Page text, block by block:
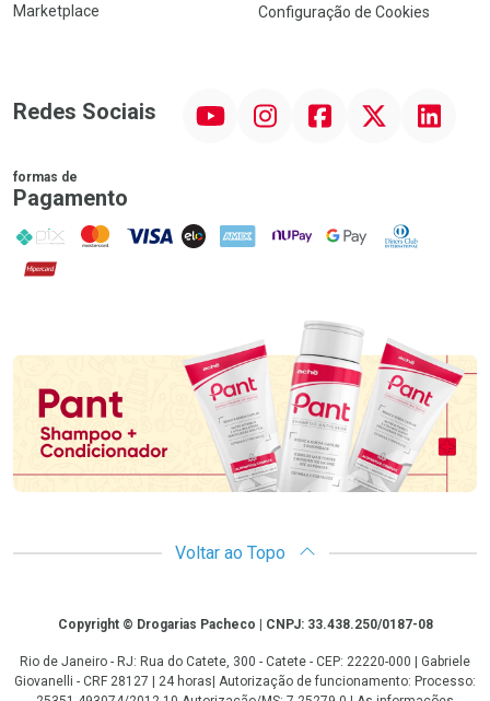
Marketplace
Configuração de Cookies
Redes Sociais InstagramFacebook Linkedin
formas de
Pagamento
PIX MasterCard
VISA ELO AMEX NuPay Google PayDiners Club
Hipercard
Promoção em Destaque
Voltar ao Topo
CopyrightCopyright © Drogarias Pacheco | CNPJ: 33.438.250/0187-08
Rio de Janeiro - RJ: Rua do Catete, 300 - Catete - CEP: 22220-000 | Gabriele
Giovanelli - CRF 28127 | 24 horas| Autorização de funcionamento: Processo: